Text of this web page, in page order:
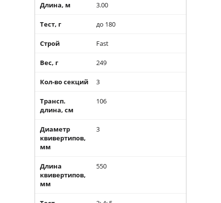
Длина, м 3.00
Тест, г до 180
Строй Fast
Вес, г 249
Кол-во секций 3
Трансп.
длина, см
106
Диаметр
квивертипов,
мм
3
Длина
квивертипов,
мм
550